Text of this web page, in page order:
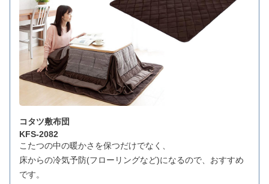
コタツ敷布団
KFS-2082
こたつの中の暖かさを保つだけでなく、
床からの冷気予防(フローリングなど)になるので、おすすめ
です。